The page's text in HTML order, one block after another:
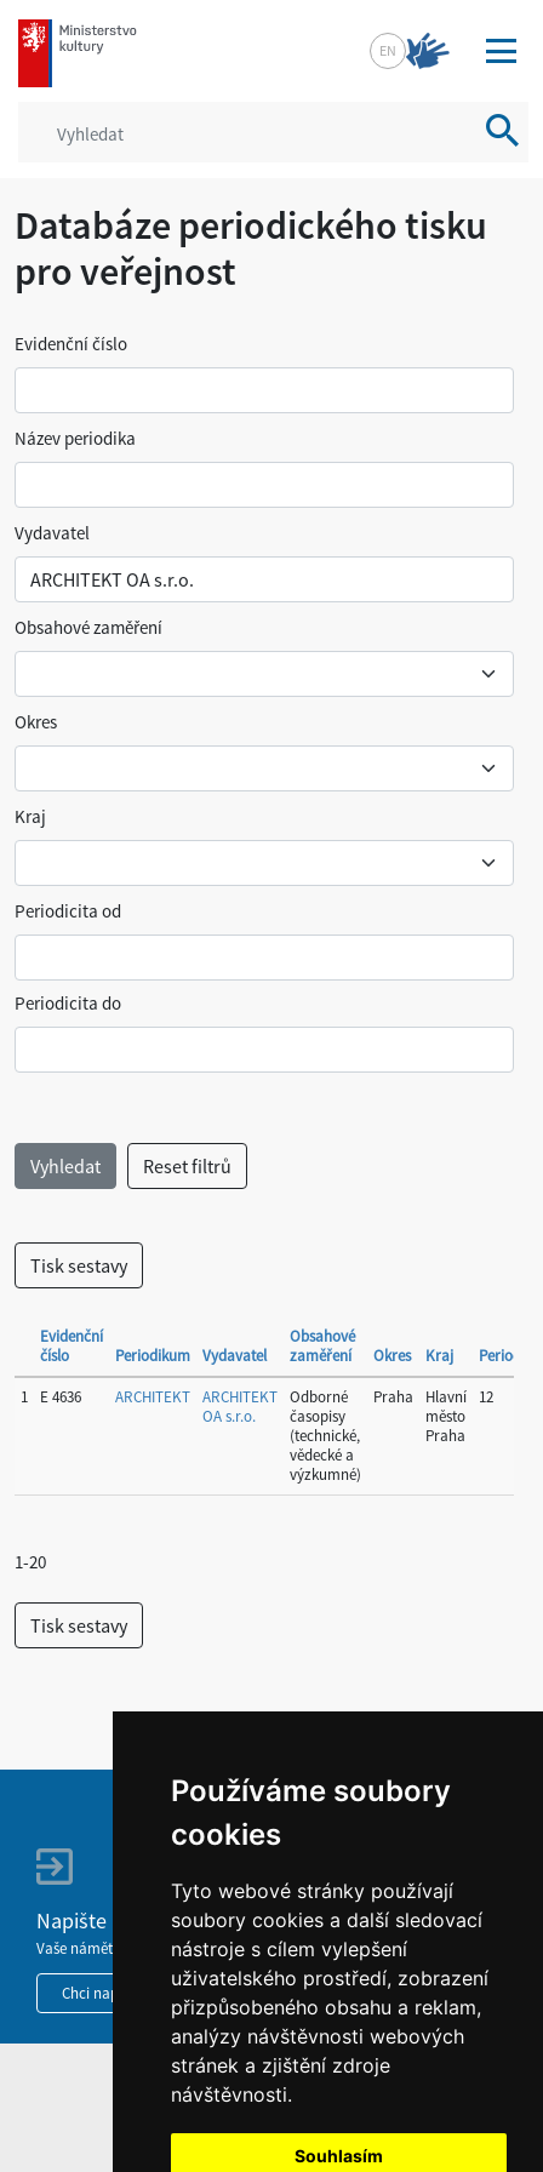
Používáme soubory
cookies
Tyto webové stránky používají
soubory cookies a další sledovací
nástroje s cílem vylepšení
uživatelského prostředí, zobrazení
přizpůsobeného obsahu a reklam,
analýzy návštěvnosti webových
stránek a zjištění zdroje
návštěvnosti.
Souhlasím
mkcr.cz
EN
Databáze periodického tisku
pro veřejnost
Evidenční číslo
Název periodika
Vydavatel
Obsahové zaměření
Okres
Kraj
Periodicita od
Periodicita do
Evidenční
číslo
Periodikum Vydavatel
Obsahové
zaměření
Okres Kraj
1
E 4636 ARCHITEKT ARCHITEKT
OA s.r.o.
Odborné
časopisy
(technické,
vědecké a
výzkumné)
Praha
Hlavní
město
Praha
12
1-20
Napište nám
Vaše náměty, komentáře, připomínky a dotazy nezůstanou bez odezvy.
Chci napsat MKČR
HOME